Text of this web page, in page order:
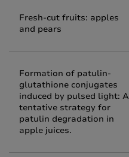
Fresh-cut fruits: apples
and pears
Formation of patulin-
glutathione conjugates
induced by pulsed light: A
tentative strategy for
patulin degradation in
apple juices.